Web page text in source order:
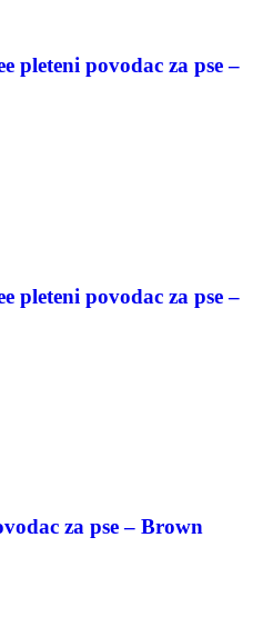
pleteni povodac za pse –
pleteni povodac za pse –
za pse – Brown